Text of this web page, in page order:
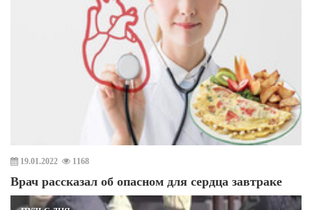
19.01.2022 1168
Врач рассказал об опасном для сердца завтраке